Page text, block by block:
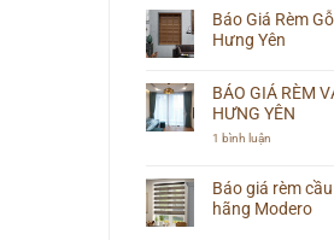
bình
luận
ở
rèm
phù
hợp
sử
dụng
Báo Giá Rèm
Hưng Yên
bình
luận
ở
Báo
Đẹp
Giá
BÁO GIÁ RÈM
HƯNG YÊN
1 bình luận
RÈM
VẢI
ĐẸP
Báo giá rèm
hãng Modero